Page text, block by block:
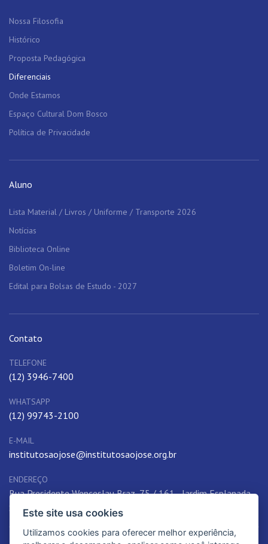
Nossa Filosofia
Histórico
Proposta Pedagógica
Diferenciais
Onde Estamos
Espaço Cultural Dom Bosco
Política de Privacidade
Aluno
Lista Material / Livros / Uniforme / Transporte 2026
Notícias
Biblioteca Online
Boletim On-line
Edital para Bolsas de Estudo - 2027
Contato
TELEFONE
(12) 3946-7400
WHATSAPP
(12) 99743-2100
E-MAIL
institutosaojose@institutosaojose.org.br
ENDEREÇO
Rua Presidente Wenceslau Braz, 75 / 161 - Jardim Esplanada,
São José dos Campos, SP, 12242-780, Brasil
Este site usa cookies
Utilizamos cookies para oferecer melhor experiência,